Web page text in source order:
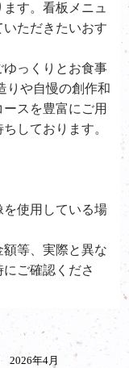
す。看板メニュ
ただきたいおす
ゆっくりとお食事
りや自慢の創作和
スを豊富にご用
しております。
使用している場
等、実際と異な
ご確認くださ
2026年4月